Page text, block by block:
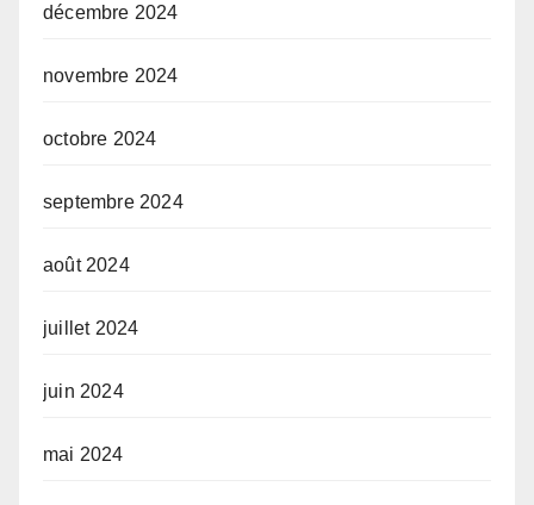
décembre 2024
novembre 2024
octobre 2024
septembre 2024
août 2024
juillet 2024
juin 2024
mai 2024